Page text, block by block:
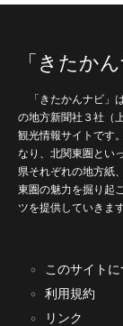
「きたか
「きたかんナビ」
の地方新聞社３社（
観光情報サイトです
なり、北関東圏とい
県それぞれの地方紙
東圏の魅力を掘り起
ツを提供していきます
このサイト
利用規約
リンク